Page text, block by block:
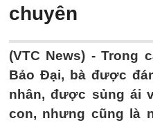
chuyên
(VTC News) -Trong
Bảo Đại, bà được
nhân, được sủng ái
con, nhưng cũng là